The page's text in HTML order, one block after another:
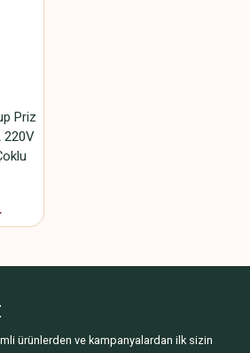
Priz
220V
ürünlerden ve kampanyalardan ilk sizin